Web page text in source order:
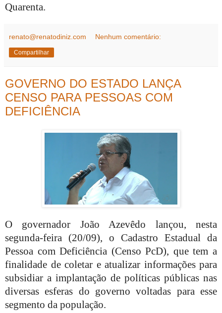
Quarenta.
renato@renatodiniz.com Nenhum comentário:
Compartilhar
GOVERNO DO ESTADO LANÇA
CENSO PARA PESSOAS COM
DEFICIÊNCIA
O governador João Azevêdo lançou, nesta
segunda-feira (20/09), o Cadastro Estadual da
Pessoa com Deficiência (Censo PcD), que tem a
finalidade de coletar e atualizar informações para
subsidiar a implantação de políticas públicas nas
diversas esferas do governo voltadas para esse
segmento da população.